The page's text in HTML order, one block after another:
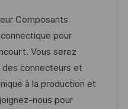
e
d
’
a
f
f
t
é
g
o
r
i
Composants
pour
Vous serez
connecteurs et
à la production et
nous pour